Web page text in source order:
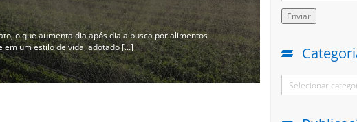
de ajuda mútua e responsabilidade, democracia, igualdade, equidade
a todos e seus associados acreditam [...]
Selecionar